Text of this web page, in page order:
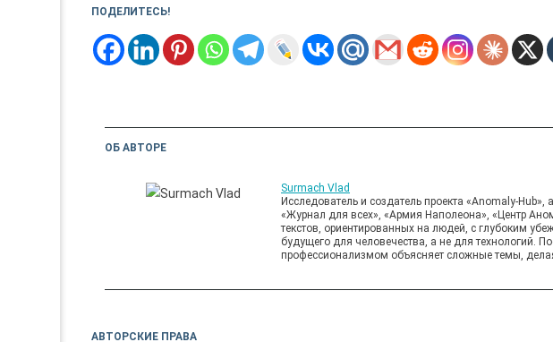
ПОДЕЛИТЕСЬ!
ОБ АВТОРЕ
Surmach Vlad
Исследователь и создатель проекта «Anomaly-
«Журнал для всех», «Армия Наполеона», «Центр
текстов, ориентированных на людей, с глубоким
будущего для человечества, а не для технологий.
профессионализмом объясняет сложные темы,
АВТОРСКИЕ ПРАВА